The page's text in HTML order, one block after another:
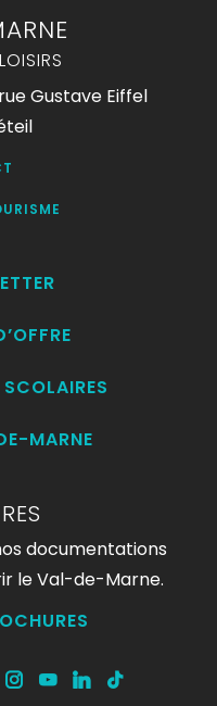
Gustave Eiffel
MARNE
documentations
le Val-de-Marne.